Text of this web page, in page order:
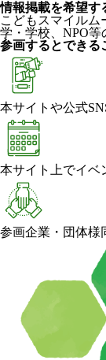
情報掲載を希望す
こどもスマイルム
学・学校、NPO等
参画するとできる
本サイトや公式
本サイト上でイベ
参画企業・団体様